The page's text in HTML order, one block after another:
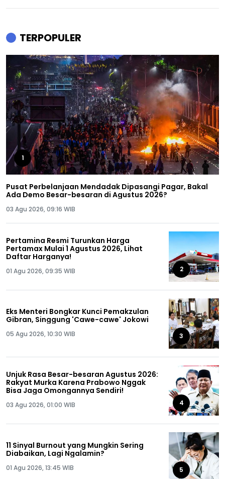
TERPOPULER
1
Pusat Perbelanjaan Mendadak Dipasangi Pagar, Bakal
Ada Demo Besar-besaran di Agustus 2026?
03 Agu 2026, 09:16 WIB
Pertamina Resmi Turunkan Harga
Pertamax Mulai 1 Agustus 2026, Lihat
Daftar Harganya!
01 Agu 2026, 09:35 WIB 2
Eks Menteri Bongkar Kunci Pemakzulan
Gibran, Singgung 'Cawe-cawe' Jokowi
05 Agu 2026, 10:30 WIB 3
Unjuk Rasa Besar-besaran Agustus 2026:
Rakyat Murka Karena Prabowo Nggak
Bisa Jaga Omongannya Sendiri!
03 Agu 2026, 01:00 WIB 4
11 Sinyal Burnout yang Mungkin Sering
Diabaikan, Lagi Ngalamin?
01 Agu 2026, 13:45 WIB 5